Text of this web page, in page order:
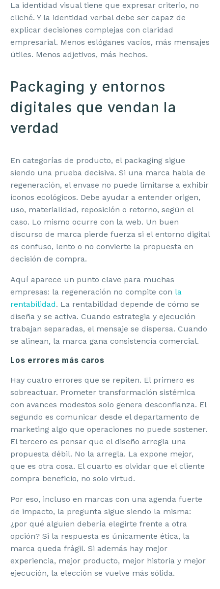
La identidad visual tiene que expresar criterio, no
cliché. Y la identidad verbal debe ser capaz de
explicar decisiones complejas con claridad
empresarial. Menos eslóganes vacíos, más mensajes
útiles. Menos adjetivos, más hechos.
Packaging y entornos
digitales que vendan la
verdad
En categorías de producto, el packaging sigue
siendo una prueba decisiva. Si una marca habla de
regeneración, el envase no puede limitarse a exhibir
iconos ecológicos. Debe ayudar a entender origen,
uso, materialidad, reposición o retorno, según el
caso. Lo mismo ocurre con la web. Un buen
discurso de marca pierde fuerza si el entorno digital
es confuso, lento o no convierte la propuesta en
decisión de compra.
Aquí aparece un punto clave para muchas
empresas: la regeneración no compite con la
rentabilidad. La rentabilidad depende de cómo se
diseña y se activa. Cuando estrategia y ejecución
trabajan separadas, el mensaje se dispersa. Cuando
se alinean, la marca gana consistencia comercial.
Los errores más caros
Hay cuatro errores que se repiten. El primero es
sobreactuar. Prometer transformación sistémica
con avances modestos solo genera desconfianza. El
segundo es comunicar desde el departamento de
marketing algo que operaciones no puede sostener.
El tercero es pensar que el diseño arregla una
propuesta débil. No la arregla. La expone mejor,
que es otra cosa. El cuarto es olvidar que el cliente
compra beneficio, no solo virtud.
Por eso, incluso en marcas con una agenda fuerte
de impacto, la pregunta sigue siendo la misma:
¿por qué alguien debería elegirte frente a otra
opción? Si la respuesta es únicamente ética, la
marca queda frágil. Si además hay mejor
experiencia, mejor producto, mejor historia y mejor
ejecución, la elección se vuelve más sólida.